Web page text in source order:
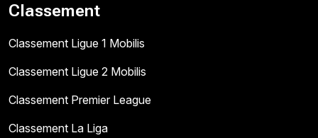
Classement
Classement Ligue 1 Mobilis
Classement Ligue 2 Mobilis
Classement Premier League
Classement La Liga